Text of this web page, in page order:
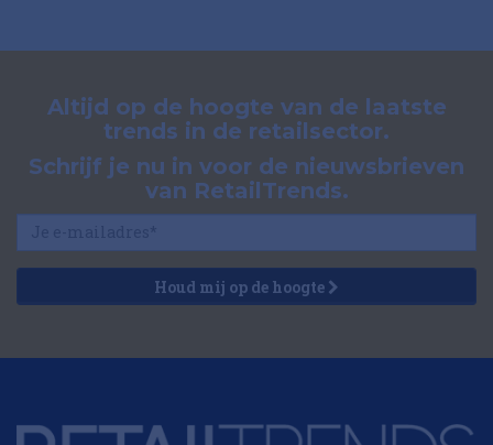
Altijd op de hoogte van de laatste
trends in de retailsector.
Schrijf je nu in voor de nieuwsbrieven
van RetailTrends.
Houd mij op de hoogte